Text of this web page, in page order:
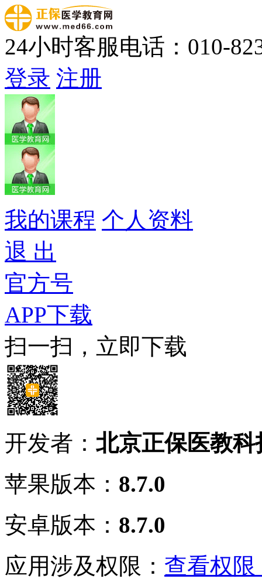
24小时客服电话：010-
登录 注册
我的课程 个人资料
退 出
官方号
APP下载
扫一扫，立即下载
开发者： 北京正保医教
苹果版本： 8.7.0
安卓版本： 8.7.0
应用涉及权限： 查看权限